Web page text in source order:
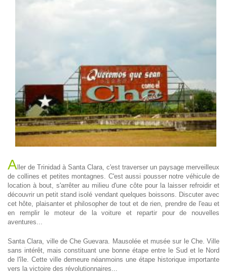
A ller de Trinidad à Santa Clara, c'est traverser un paysage merveilleux
de collines et petites montagnes. C'est aussi pousser notre véhicule de
location à bout, s'arrêter au milieu d'une côte pour la laisser refroidir et
découvrir un petit stand isolé vendant quelques boissons. Discuter avec
cet hôte, plaisanter et philosopher de tout et de rien, prendre de l'eau et
en remplir le moteur de la voiture et repartir pour de nouvelles
aventures...
Santa Clara, ville de Che Guevara. Mausolée et musée sur le Che. Ville
sans intérêt, mais constituant une bonne étape entre le Sud et le Nord
de l'île. Cette ville demeure néanmoins une étape historique importante
vers la victoire des révolutionnaires...